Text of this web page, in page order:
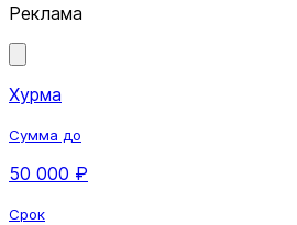
Реклама
Хурма
Сумма до
50 000 ₽
Срок